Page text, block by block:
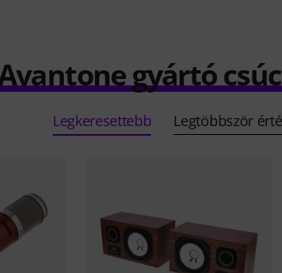
gyártó
Legkeresettebb Legtöbbször